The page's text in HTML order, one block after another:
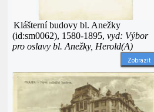
Klášterní budovy bl. Anežky
(id:sm0062), 1580-1895, vyd: Výbor
pro oslavy bl. Anežky, Herold(A)
Zobrazit